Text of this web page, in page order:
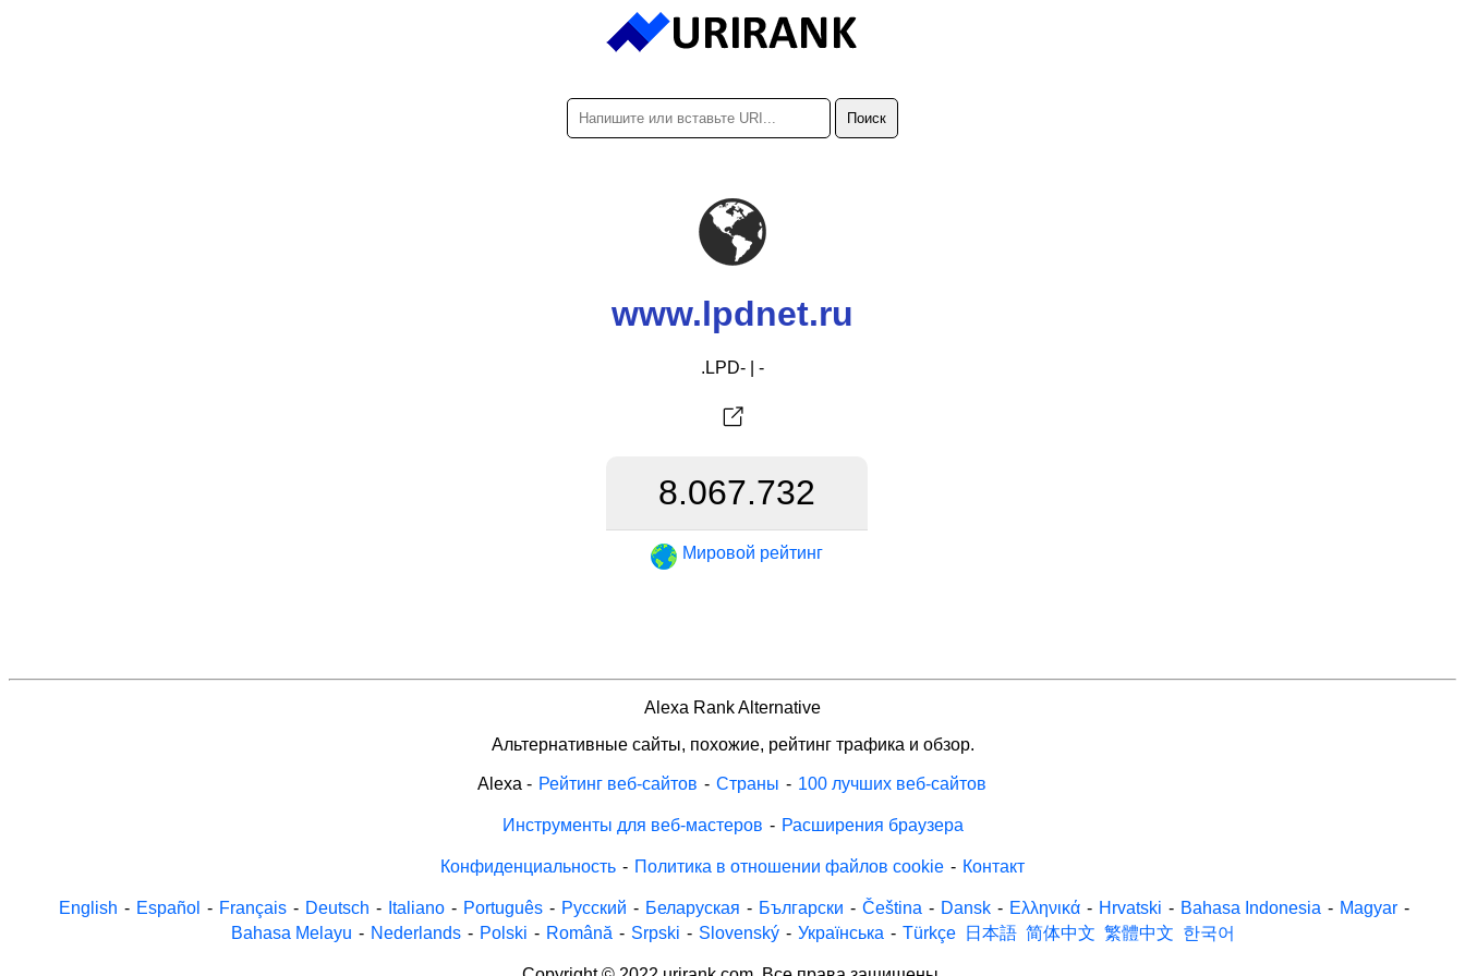
www.lpdnet.ru
.LPD- | -
8.067.732
Мировой рейтинг
Alexa Rank Alternative
Альтернативные сайты, похожие, рейтинг трафика и обзор.
Alexa - Рейтинг веб-сайтов - Страны - 100 лучших веб-сайтов
Инструменты для веб-мастеров - Расширения браузера
Конфиденциальность - Политика в отношении файлов cookie - Контакт
English - Español - Français - Deutsch - Italiano - Português - Русский - Беларуская - Български - Čeština - Dansk - Ελληνικά - Hrvatski - Bahasa Indonesia - Magyar -
Bahasa Melayu - Nederlands - Polski - Română - Srpski - Slovenský - Українська - Türkçe 日本語 简体中文 繁體中文 한국어